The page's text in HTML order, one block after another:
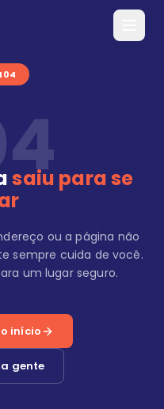
saiu para se
ou a página não
sempre cuida de você.
um lugar seguro.
início
gente